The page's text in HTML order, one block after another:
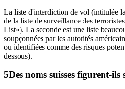
La liste d'interdiction de vol (intitulée
de la liste de surveillance des
List»). La seconde est une liste
soupçonnées par les autorités
ou identifiées comme des risques
dessous).
Des noms suisses figurent-ils